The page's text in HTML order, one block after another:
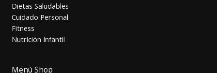
Dietas Saludables
Cuidado Personal
Fitness
Nutrición Infantil
Menú Shop